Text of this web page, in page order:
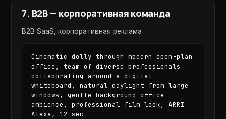
7. B2B — корпоративная команда
B2B SaaS, корпоративная реклама
Cinematic dolly through modern open-plan
office, team of diverse professionals
collaborating around a digital
whiteboard, natural daylight from large
windows, gentle background office
ambience, professional film look, ARRI
Alexa, 12 sec